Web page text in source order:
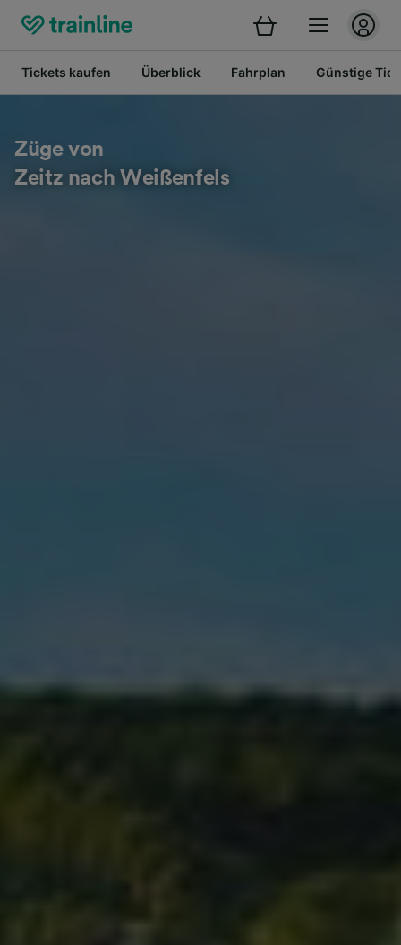
Tickets kaufen Überblick Fahrplan Günstige
Züge von
Zeitz nach Weißenfels